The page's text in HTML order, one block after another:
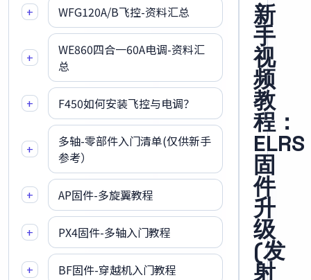
+ WFG120A/B飞控-资料汇总
+
WE860四合一60A电调-资料汇
总
+ F450如何安装飞控与电调？
+
多轴-零部件入门清单(仅供新手
参考）
+ AP固件-多旋翼教程
+ PX4固件-多轴入门教程
+ BF固件-穿越机入门教程
新
手
视
频
教
程：
ELRS
固
件
升
级
(发
射